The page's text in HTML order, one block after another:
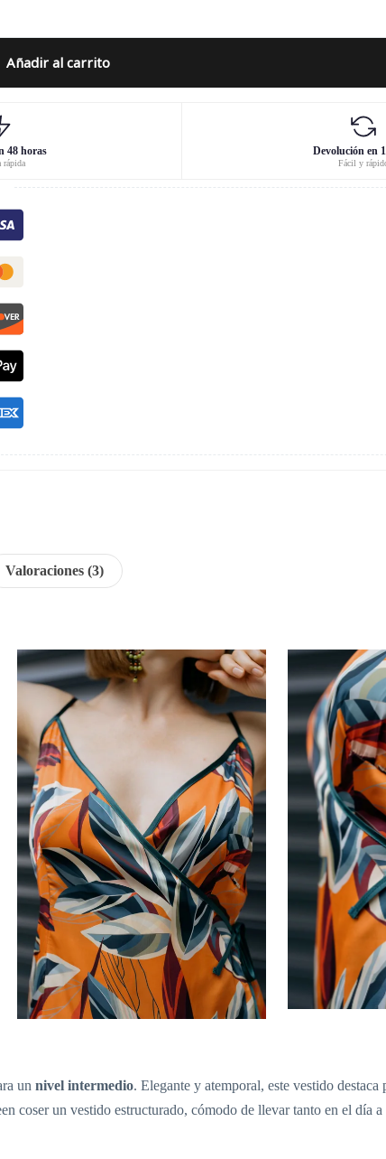
Añadir al carrito
48 horas
rápida
Devolución en
Fácil y
Valoraciones (3)
un nivel intermedio. Elegante y atemporal, este vestido
coser un vestido estructurado, cómodo de llevar tanto en el día a